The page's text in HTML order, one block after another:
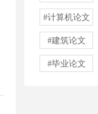
#计算机论文
#建筑论文
#毕业论文